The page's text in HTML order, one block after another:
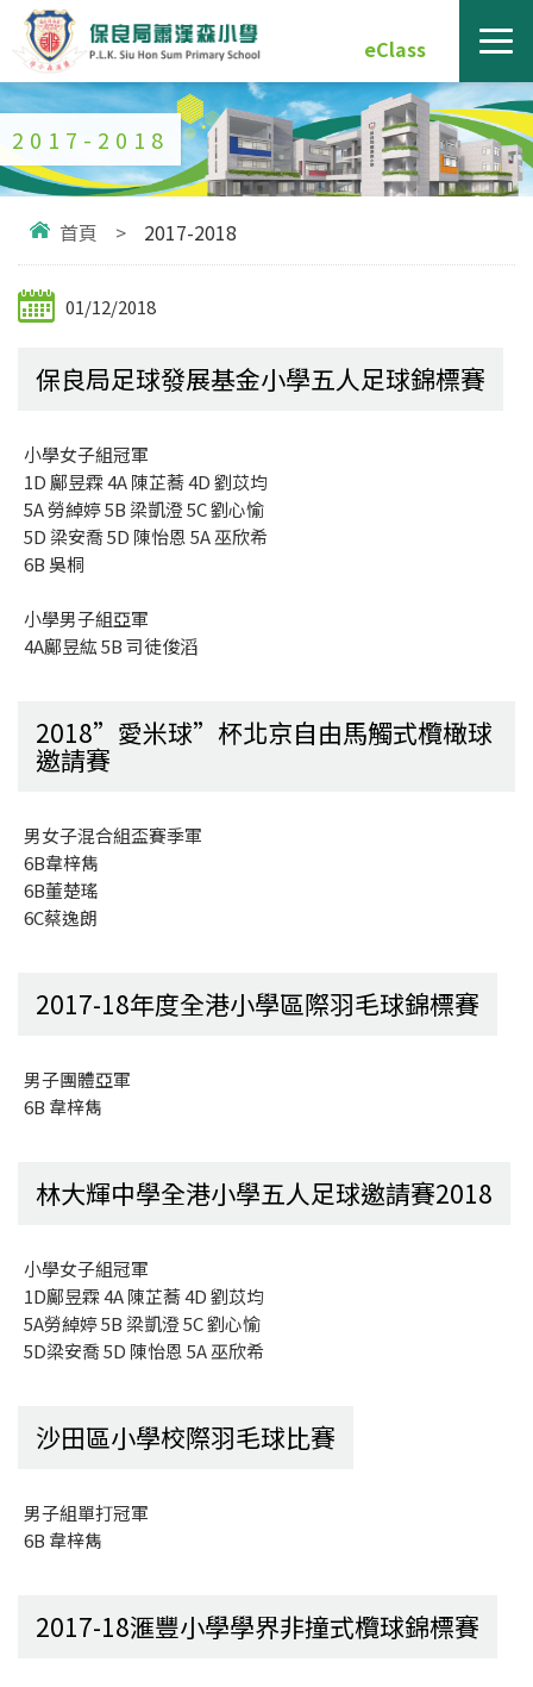
eClass
2017-2018
首頁 > 2017-2018
01/12/2018
保良局足球發展基金小學五人足球錦標賽
小學女子組冠軍
1D 鄺昱霖 4A 陳芷蕎 4D 劉苡均
5A 勞綽婷 5B 梁凱澄 5C 劉心愉
5D 梁安喬 5D 陳怡恩 5A 巫欣希
6B 吳桐
小學男子組亞軍
4A鄺昱紘 5B 司徒俊滔
2018”愛米球”杯北京自由馬觸式欖橄球
邀請賽
男女子混合組盃賽季軍
6B韋梓雋
6B董楚瑤
6C蔡逸朗
2017-18年度全港小學區際羽毛球錦標賽
男子團體亞軍
6B 韋梓雋
林大輝中學全港小學五人足球邀請賽2018
小學女子組冠軍
1D鄺昱霖 4A 陳芷蕎 4D 劉苡均
5A勞綽婷 5B 梁凱澄 5C 劉心愉
5D梁安喬 5D 陳怡恩 5A 巫欣希
沙田區小學校際羽毛球比賽
男子組單打冠軍
6B 韋梓雋
2017-18滙豐小學學界非撞式欖球錦標賽